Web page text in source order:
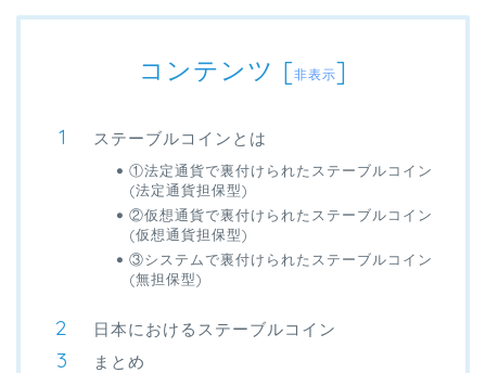
コンテンツ [非表示]
ステーブルコインとは
①法定通貨で裏付けられたステーブルコイン
(法定通貨担保型)
②仮想通貨で裏付けられたステーブルコイン
(仮想通貨担保型)
③システムで裏付けられたステーブルコイン
(無担保型)
日本におけるステーブルコイン
まとめ